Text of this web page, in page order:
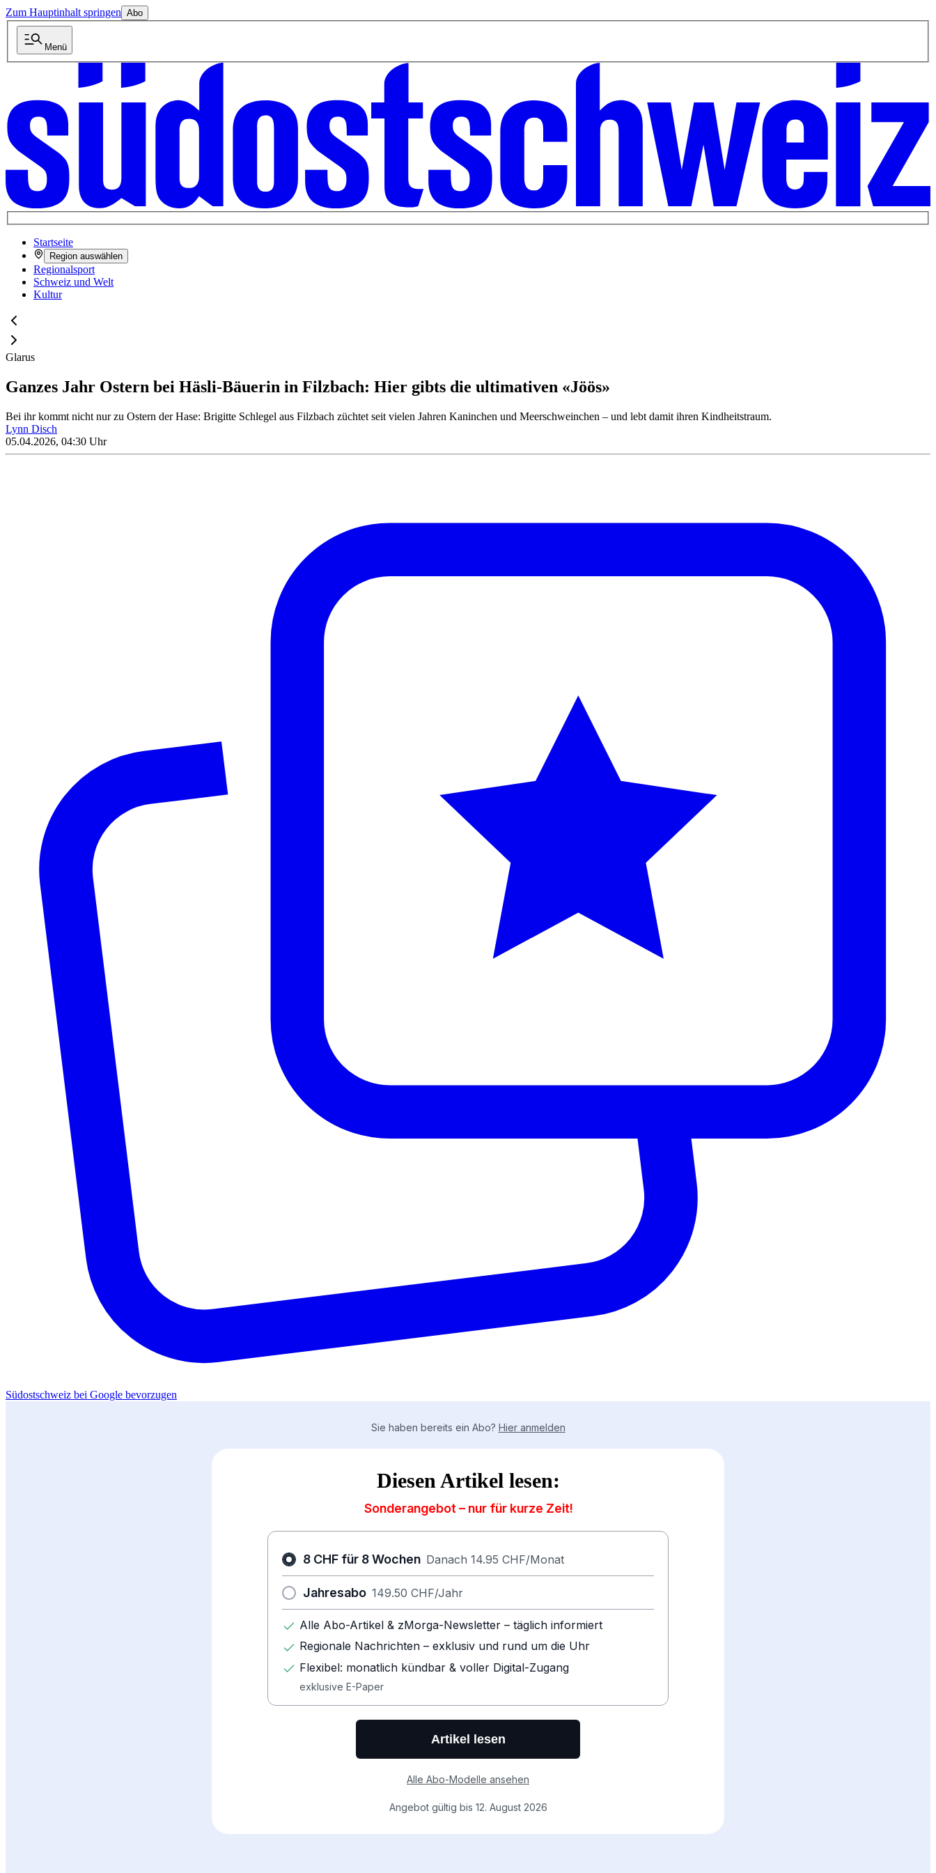
Zum Hauptinhalt springen Abo
Menü
Startseite
Region auswählen
Regionalsport
Schweiz und Welt
Kultur
Glarus
Ganzes Jahr Ostern bei Häsli-Bäuerin in Filzbach: Hier gibts die ultimativen «Jöös»
Bei ihr kommt nicht nur zu Ostern der Hase: Brigitte Schlegel aus Filzbach züchtet seit vielen Jahren Kaninchen und Meerschweinchen – und lebt damit ihren Kindheitstraum.
Lynn Disch
05.04.2026, 04:30 Uhr
Südostschweiz bei Google bevorzugen